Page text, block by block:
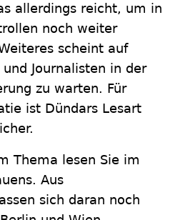
allerdings reicht, um in
noch weiter
scheint auf
Journalisten in der
zu warten. Für
ist Dündars Lesart
Thema lesen Sie im
Aus
sich daran noch